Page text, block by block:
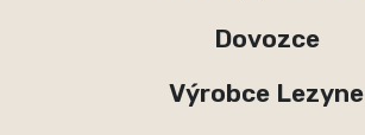
Dovozce
Výrobce Lezyne